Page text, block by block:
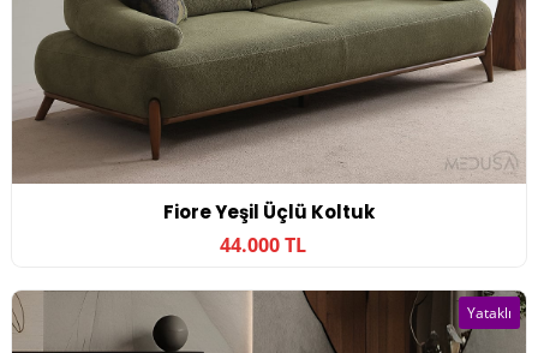
Fiore Yeşil Üçlü Koltuk
44.000 TL
Yataklı